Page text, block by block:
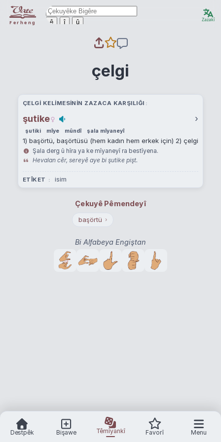
Ferheng ê î û Zazakî
çelgi
ÇELGI KELIMESININ ZAZACA KARŞILIĞI
şutike ›
şutiki mîye mûndî şala mîyaneyî
1) başörtü, başörtüsü (hem kadın hem erkek için) 2) çelgi
Şala derg û hîra ya ke mîyaneyî ra bestîyena.
Hevalan cêr, sereyê aye bi şutike pişt.
ETÎKET isim
Çekuyê Pêmendeyî
başörtü ›
Bi Alfabeya Engiştan
Destpêk Bişawe Têmîyankî Favorî Menu